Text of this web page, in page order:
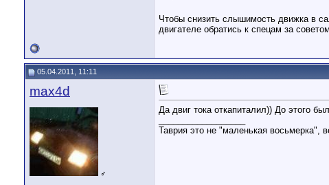
Чтобы снизить слышимость движка в
двигателе обратись к спецам за
05.04.2011, 11:11
max4d
♂
Да двиг тока откапиталил)) До этого
Таврия это не "маленькая восьмерка",